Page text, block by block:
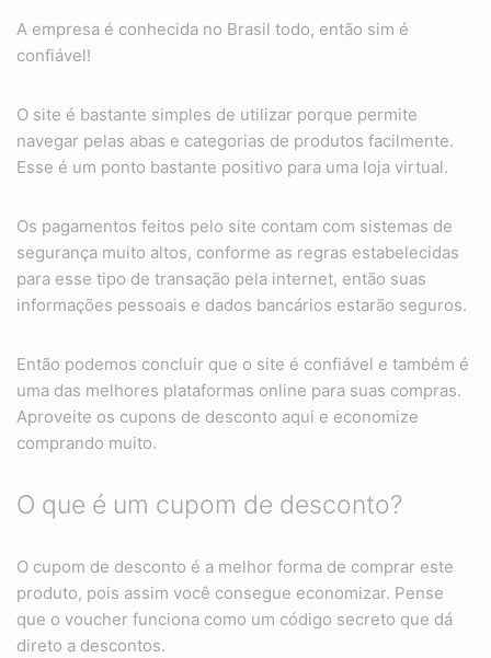
A empresa é conhecida no Brasil todo, então sim é
confiável!
O site é bastante simples de utilizar porque permite
navegar pelas abas e categorias de produtos facilmente.
Esse é um ponto bastante positivo para uma loja virtual.
Os pagamentos feitos pelo site contam com sistemas de
segurança muito altos, conforme as regras estabelecidas
para esse tipo de transação pela internet, então suas
informações pessoais e dados bancários estarão seguros.
Então podemos concluir que o site é confiável e também é
uma das melhores plataformas online para suas compras.
Aproveite os cupons de desconto aqui e economize
comprando muito.
O que é um cupom de desconto?
O cupom de desconto é a melhor forma de comprar este
produto, pois assim você consegue economizar. Pense
que o voucher funciona como um código secreto que dá
direto a descontos.